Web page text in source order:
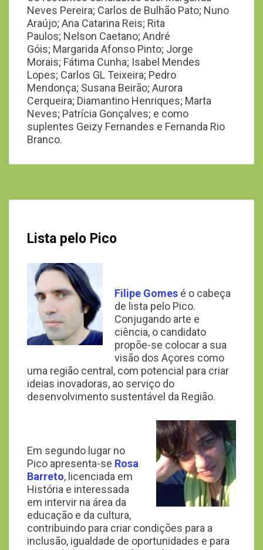
Neves Pereira; Carlos de Bulhão Pato; Nuno
Araújo; Ana Catarina Reis; Rita
Paulos; Nelson Caetano; André
Góis; Margarida Afonso Pinto; Jorge
Morais; Fátima Cunha; Isabel Mendes
Lopes; Carlos GL Teixeira; Pedro
Mendonça; Susana Beirão; Aurora
Cerqueira; Diamantino Henriques; Marta
Neves; Patrícia Gonçalves; e como
suplentes Geizy Fernandes e Fernanda Rio
Branco.
Lista pelo Pico
Filipe Gomes é o cabeça
de lista pelo Pico.
Conjugando arte e
ciência, o candidato
propõe-se colocar a sua
visão dos Açores como
uma região central, com potencial para criar
ideias inovadoras, ao serviço do
desenvolvimento sustentável da Região.
Em segundo lugar no
Pico apresenta-se Rosa
Barreto, licenciada em
História e interessada
em intervir na área da
educação e da cultura,
contribuindo para criar condições para a
inclusão, igualdade de oportunidades e para